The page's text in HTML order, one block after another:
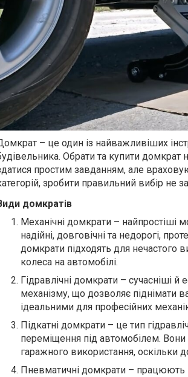
– це один із найважливіших
Обрати та купити домкрат
простим завданням, але
зробити правильний вибір не
домкратів
Механічні домкрати – найпростіші
надійні, довговічні та недорогі,
домкрати підходять для нечастого
колеса на автомобілі.
Гідравлічні домкрати – сучасніші
механізму, що дозволяє піднімати
ідеальними для професійних
Підкатні домкрати – це тип
переміщення під автомобілем. Вони
гаражного використання, оскільки
Пневматичні домкрати – працюють